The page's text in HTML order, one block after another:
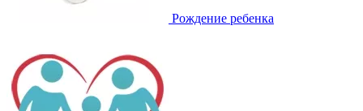
Рождение ребенка